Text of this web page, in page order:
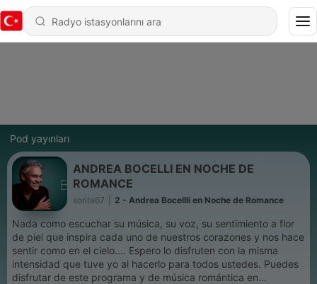
Pod yayınları
ANDREA BOCELLI EN NOCHE DE
ROMANCE
sorita67 2 - Andrea Bocellli en Noche de Romance
Nada como escuchar su música, su voz, su sentimiento a flor
de piel que inspira cada uno de nuestros corazones y nos hace
sentir como en el cielo.... Espero lo disfruten con la misma
intensidad que tuve yo al hacerlo para todos ustedes. Puedes
disfrutar de este programa y de música romántica en